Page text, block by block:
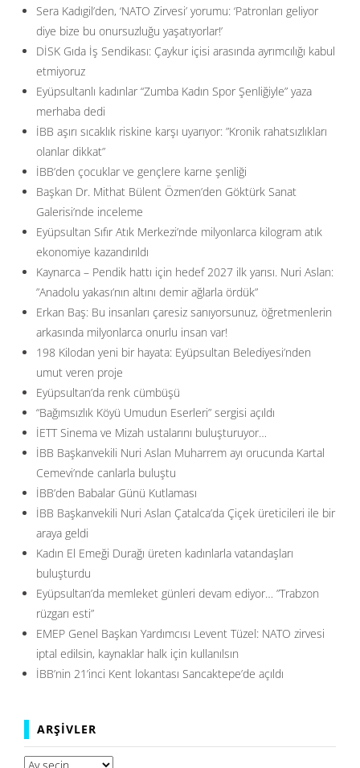
Sera Kadıgil’den, ‘NATO Zirvesi’ yorumu: ‘Patronları geliyor
diye bize bu onursuzluğu yaşatıyorlar!’
DİSK Gıda İş Sendikası: Çaykur içisi arasında ayrımcılığı kabul
etmiyoruz
Eyüpsultanlı kadınlar “Zumba Kadın Spor Şenliğiyle” yaza
merhaba dedi
İBB aşırı sıcaklık riskine karşı uyarıyor: ”Kronik rahatsızlıkları
olanlar dikkat”
İBB’den çocuklar ve gençlere karne şenliği
Başkan Dr. Mithat Bülent Özmen’den Göktürk Sanat
Galerisi’nde inceleme
Eyüpsultan Sıfır Atık Merkezi’nde milyonlarca kilogram atık
ekonomiye kazandırıldı
Kaynarca – Pendik hattı için hedef 2027 ilk yarısı. Nuri Aslan:
”Anadolu yakası’nın altını demir ağlarla ördük”
Erkan Baş: Bu insanları çaresiz sanıyorsunuz, öğretmenlerin
arkasında milyonlarca onurlu insan var!
198 Kilodan yeni bir hayata: Eyüpsultan Belediyesi’nden
umut veren proje
Eyüpsultan’da renk cümbüşü
“Bağımsızlık Köyü Umudun Eserleri” sergisi açıldı
İETT Sinema ve Mizah ustalarını buluşturuyor…
İBB Başkanvekili Nuri Aslan Muharrem ayı orucunda Kartal
Cemevi’nde canlarla buluştu
İBB’den Babalar Günü Kutlaması
İBB Başkanvekili Nuri Aslan Çatalca’da Çiçek üreticileri ile bir
araya geldi
Kadın El Emeği Durağı üreten kadınlarla vatandaşları
buluşturdu
Eyüpsultan’da memleket günleri devam ediyor… ”Trabzon
rüzgarı esti”
EMEP Genel Başkan Yardımcısı Levent Tüzel: NATO zirvesi
iptal edilsin, kaynaklar halk için kullanılsın
İBB’nin 21’inci Kent lokantası Sancaktepe’de açıldı
ARŞIVLER
Arşivler